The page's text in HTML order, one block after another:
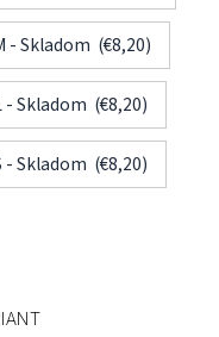
- Skladom (€8,20)
- Skladom (€8,20)
- Skladom (€8,20)